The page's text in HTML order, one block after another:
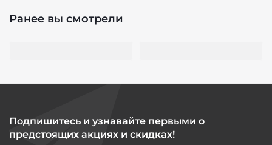
Ранее вы смотрели
Подпишитесь и узнавайте первыми о
предстоящих акциях и скидках!